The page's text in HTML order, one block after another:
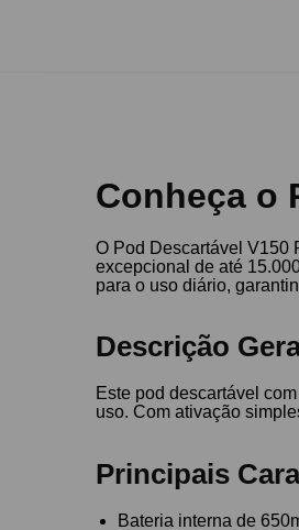
Conheça o
O Pod Descartável V150
excepcional de até
para o uso diário,
Descrição
Este pod descartável
uso. Com ativação
Principais
Bateria interna de